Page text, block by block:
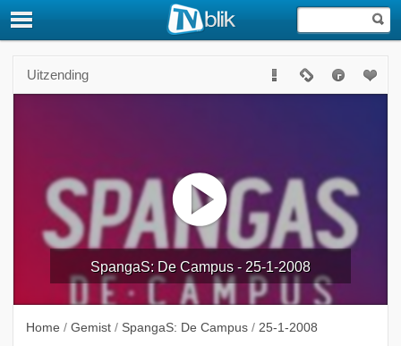
Uitzending
SpangaS: De Campus - 25-1-2008
Home / Gemist / SpangaS: De Campus / 25-1-2008